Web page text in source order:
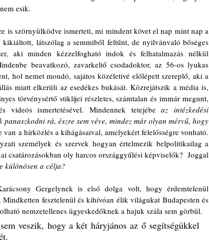
esik.
is szörnyülködve ismerteti, mi mindent követ el nap mint nap a
kikiáltott, látszólag a semmiből feltűnt, de nyilvánvaló bőséges
aki minden kézzelfogható indok és felhatalmazás nélkül
beavatkozó, zavarkeltő csodadoktor, az 56-os lyukas
hol nemet mondó, sajátos közéletivé előlépett szereplő, aki a
miatt elkerüli az esedékes bukását. Közrejátszik a média is,
törvénysértő stiklijei részletes, számtalan és immár megunt,
videós ismertetésével. Mindennek tetejébe az intézkedési
rá, észre sem véve, mindez már olyan mérvű, hogy
van a hírközlés a kihágásaival, amelyekért felelősségre vonható.
személyek és szervek hogyan értelmezik belpolitikailag a
csatározásokban oly harcos országgyűlési képviselők?  Joggal
különösen a célja?
Gergelynek is első dolga volt, hogy érdemtelenül
fesztelenül és kihívóan élik világukat Budapesten és
nemzetellenes ügyeskedőknek a hajuk szála sem görbül.
veszik, hogy a két háryjános az ő segítségükkel